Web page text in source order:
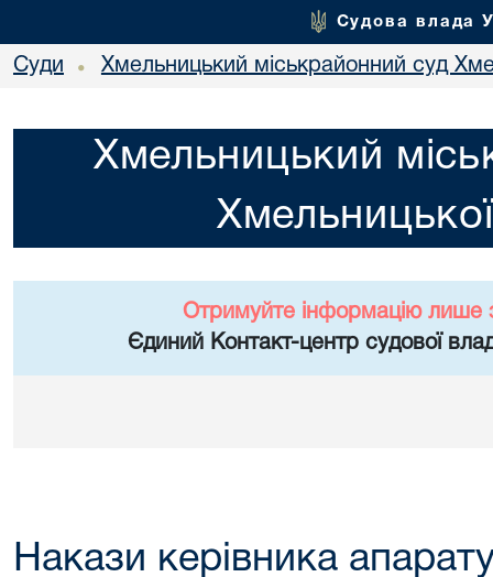
Судова влада
Суди • Хмельницький міськрайонний суд
Хмельницький
Отримуйте інформацію лише
Єдиний Контакт-центр судової
Накази керівника